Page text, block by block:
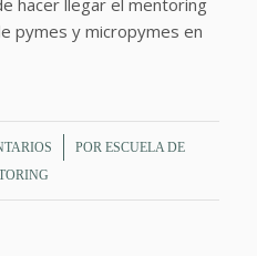
hacer llegar el mentoring
pymes y micropymes en
POR ESCUELA DE